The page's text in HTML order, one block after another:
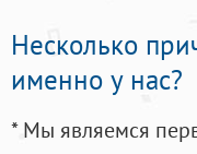
Несколько
именно у нас?
* Мы являемся